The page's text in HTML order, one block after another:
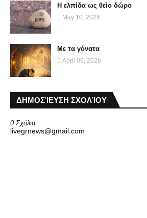
Η ελπίδα ως θείο δώρο
May 10, 2026
Με τα γόνατα
April 06, 2026
ΔΗΜΟΣΊΕΥΣΗ ΣΧΟΛΊΟΥ
0 Σχόλια
livegrnews@gmail.com